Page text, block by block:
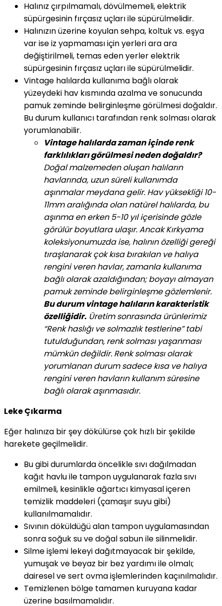
Halınız çırpılmamalı, dövülmemeli, elektrik
süpürgesinin fırçasız uçları ile süpürülmelidir.
Halınızın üzerine koyulan sehpa, koltuk vs. eşya
var ise iz yapmaması için yerleri ara ara
değiştirilmeli, temas eden yerler elektrik
süpürgesinin fırçasız uçları ile süpürülmelidir.
Vintage halılarda kullanıma bağlı olarak
yüzeydeki hav kısmında azalma ve sonucunda
pamuk zeminde belirginleşme görülmesi doğaldır.
Bu durum kullanıcı tarafından renk solması olarak
yorumlanabilir.
Vintage halılarda zaman içinde renk
farklılıkları görülmesi neden doğaldır?
Doğal malzemeden oluşan halıların
havlarında, uzun süreli kullanımda
aşınmalar meydana gelir. Hav yüksekliği 10-
11mm aralığında olan natürel halılarda, bu
aşınma en erken 5-10 yıl içerisinde gözle
görülür boyutlara ulaşır. Ancak Kırkyama
koleksiyonumuzda ise, halının özelliği gereği
tıraşlanarak çok kısa bırakılan ve halıya
rengini veren havlar, zamanla kullanıma
bağlı olarak azaldığından; boyayı almayan
pamuk zeminde belirginleşme gözlemlenir.
Bu durum vintage halıların karakteristik
özelliğidir. Üretim sonrasında ürünlerimiz
“Renk haslığı ve solmazlık testlerine” tabi
tutulduğundan, renk solması yaşanması
mümkün değildir. Renk solması olarak
yorumlanan durum sadece kısa ve halıya
rengini veren havların kullanım süresine
bağlı olarak aşınmasıdır.
Leke Çıkarma
Eğer halınıza bir şey dökülürse çok hızlı bir şekilde
harekete geçilmelidir.
Bu gibi durumlarda öncelikle sıvı dağılmadan
kağıt havlu ile tampon uygulanarak fazla sıvı
emilmeli, kesinlikle ağartıcı kimyasal içeren
temizlik maddeleri (çamaşır suyu gibi)
kullanılmamalıdır.
Sıvının döküldüğü alan tampon uygulamasından
sonra soğuk su ve doğal sabun ile silinmelidir.
Silme işlemi lekeyi dağıtmayacak bir şekilde,
yumuşak ve beyaz bir bez yardımı ile olmalı;
dairesel ve sert ovma işlemlerinden kaçınılmalıdır.
Temizlenen bölge tamamen kuruyana kadar
üzerine basılmamalıdır.